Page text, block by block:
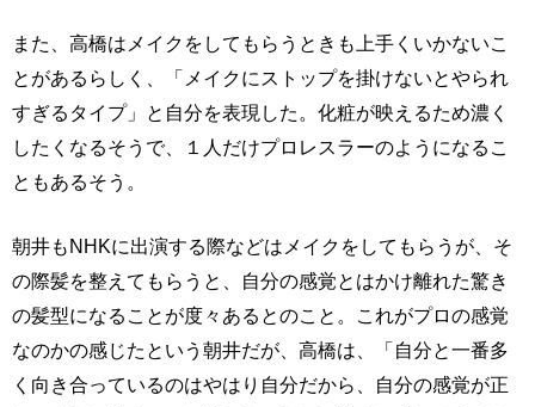
また、高橋はメイクをしてもらうときも上手くいかないこ
とがあるらしく、「メイクにストップを掛けないとやられ
すぎるタイプ」と自分を表現した。化粧が映えるため濃く
したくなるそうで、１人だけプロレスラーのようになるこ
ともあるそう。
朝井もNHKに出演する際などはメイクをしてもらうが、そ
の際髪を整えてもらうと、自分の感覚とはかけ離れた驚き
の髪型になることが度々あるとのこと。これがプロの感覚
なのかの感じたという朝井だが、高橋は、「自分と一番多
く向き合っているのはやはり自分だから、自分の感覚が正